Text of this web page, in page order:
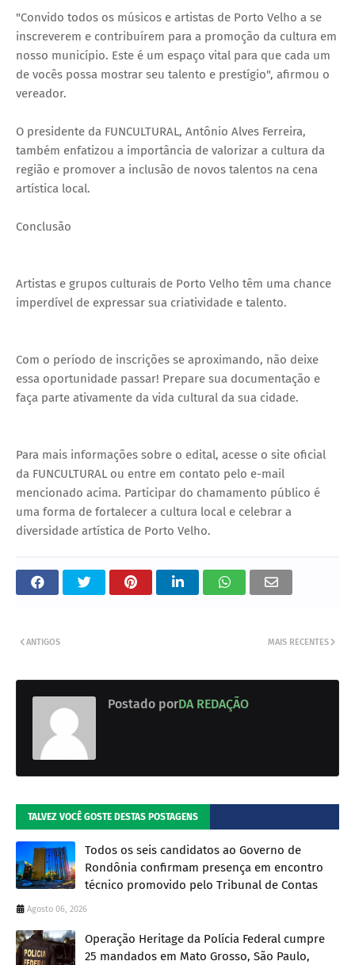
"Convido todos os músicos e artistas de Porto Velho a se
inscreverem e contribuírem para a promoção da cultura em
nosso município. Este é um espaço vital para que cada um
de vocês possa mostrar seu talento e prestígio", afirmou o
vereador.
O presidente da FUNCULTURAL, Antônio Alves Ferreira,
também enfatizou a importância de valorizar a cultura da
região e promover a inclusão de novos talentos na cena
artística local.
Conclusão
Artistas e grupos culturais de Porto Velho têm uma chance
imperdível de expressar sua criatividade e talento.
Com o período de inscrições se aproximando, não deixe
essa oportunidade passar! Prepare sua documentação e
faça parte ativamente da vida cultural da sua cidade.
Para mais informações sobre o edital, acesse o site oficial
da FUNCULTURAL ou entre em contato pelo e-mail
mencionado acima. Participar do chamamento público é
uma forma de fortalecer a cultura local e celebrar a
diversidade artística de Porto Velho.
MAIS RECENTES
ANTIGOS
Postado porDA REDAÇÃO
TALVEZ VOCÊ GOSTE DESTAS POSTAGENS
Todos os seis candidatos ao Governo de
Rondônia confirmam presença em encontro
técnico promovido pelo Tribunal de Contas
Agosto 06, 2026
Operação Heritage da Polícia Federal cumpre
25 mandados em Mato Grosso, São Paulo,